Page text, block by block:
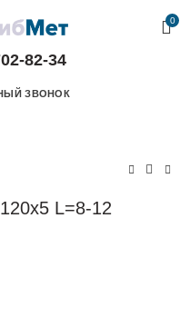
0
82-34
ЗВОНОК
L=8-12